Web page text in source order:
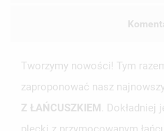
Tworzymy nowości! Tym
zaproponować nasz
Z ŁAŃCUSZKIEM
.